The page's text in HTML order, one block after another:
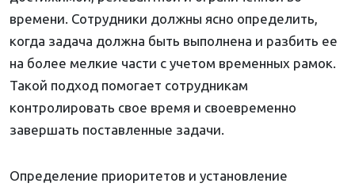
времени. Сотрудники должны ясно определить,
когда задача должна быть выполнена и разбить ее
на более мелкие части с учетом временных рамок.
Такой подход помогает сотрудникам
контролировать свое время и своевременно
завершать поставленные задачи.
Определение приоритетов и установление